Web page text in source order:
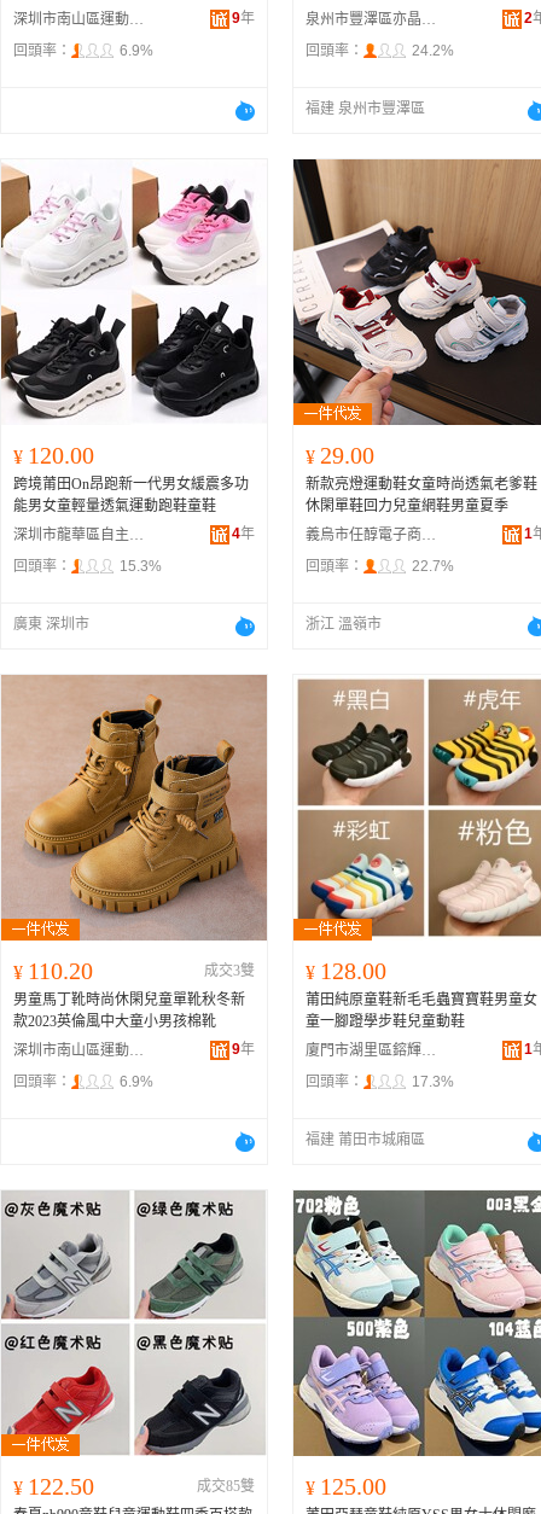
深圳市南山區運動潮流鞋服商行
9年
回頭率：
6.9%
泉州市豐澤區亦晶貿易商行
2
回頭率：
24.2%
福建 泉州市豐澤區
¥ 120.00
跨境莆田On昂跑新一代男女緩震多功
能男女童輕量透氣運動跑鞋童鞋
深圳市龍華區自主耐尅三葉草童品鞋服商行
4年
回頭率：
15.3%
廣東 深圳市
¥ 29.00
新款亮燈運動鞋女童時尚透氣老爹鞋
休閑單鞋回力兒童網鞋男童夏季
義烏市任醇電子商務商行
1
回頭率：
22.7%
浙江 溫嶺市
¥ 110.20
成交3雙
男童馬丁靴時尚休閑兒童單靴秋冬新
款2023英倫風中大童小男孩棉靴
深圳市南山區運動潮流鞋服商行
9年
回頭率：
6.9%
¥ 128.00
莆田純原童鞋新毛毛蟲寶寶鞋男童女
童一腳蹬學步鞋兒童動鞋
廈門市湖里區鎔輝佳特電子商務商行
1
回頭率：
17.3%
福建 莆田市城廂區
¥ 122.50
成交85雙
¥ 125.00